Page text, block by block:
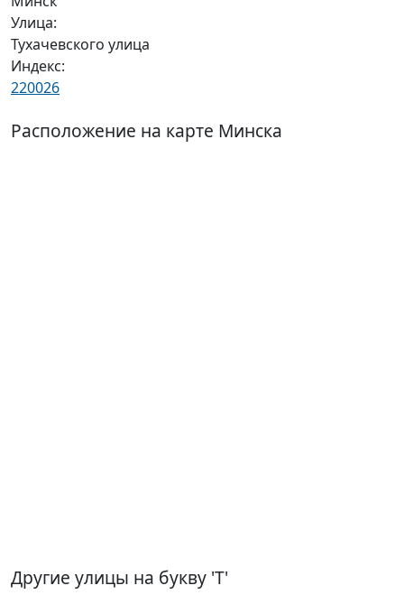
Улица:
Тухачевского улица
Индекс:
220026
Расположение на карте Минска
Другие улицы на букву 'Т'